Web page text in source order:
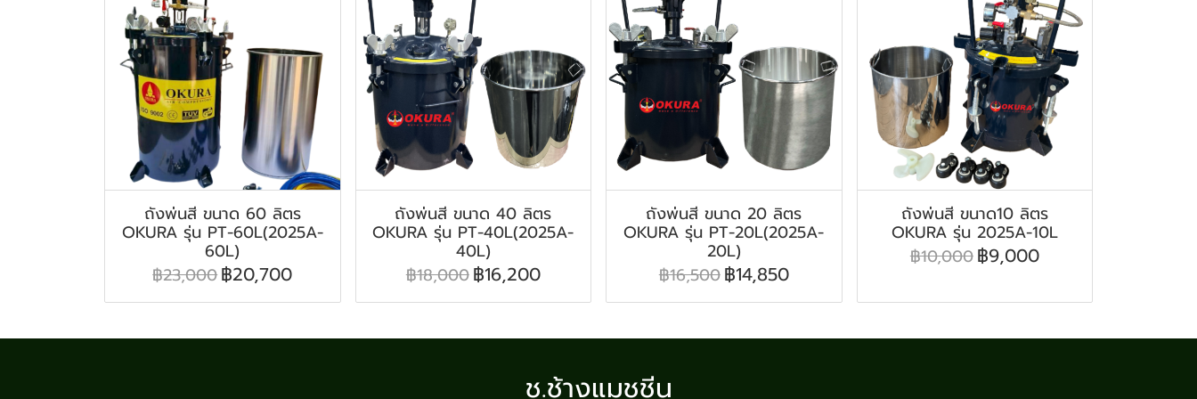
ถังพ่นสี ขนาด 60 ลิตร
OKURA รุ่น PT-60L(2025A-
60L)
฿23,000฿20,700
ถังพ่นสี ขนาด 40 ลิตร
OKURA รุ่น PT-40L(2025A-
40L)
฿18,000฿16,200
ถังพ่นสี ขนาด 20 ลิตร
OKURA รุ่น PT-20L(2025A-
20L)
฿16,500฿14,850
ถังพ่นสี ขนาด10 ลิตร
OKURA รุ่น 2025A-10L
฿10,000฿9,000
ช.ช้างแมชชีน